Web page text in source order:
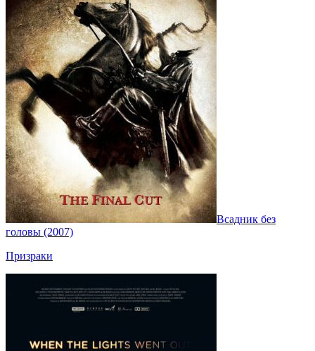
Всадник без
головы (2007)
Призраки